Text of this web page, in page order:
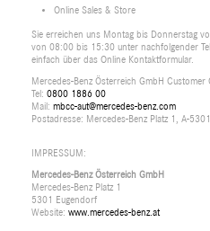
Online Sales & Store
Sie erreichen uns Montag bis Donnerstag
von 08:00 bis 15:30 unter nachfolgender
einfach über das Online Kontaktformular.
Mercedes-Benz Österreich GmbH Customer
Tel: 0800 1886 00
Mail: mbcc-aut@mercedes-benz.com
Postadresse: Mercedes-Benz Platz 1, A-
IMPRESSUM:
Mercedes-Benz Österreich GmbH
Mercedes-Benz Platz 1
5301 Eugendorf
Website: www.mercedes-benz.at